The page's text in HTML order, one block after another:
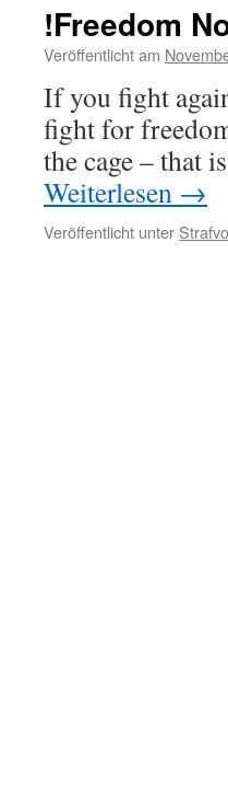
!Freedom
Veröffentlicht am
If you fight
fight for
the cage – that
Weiterlesen →
Veröffentlicht unter